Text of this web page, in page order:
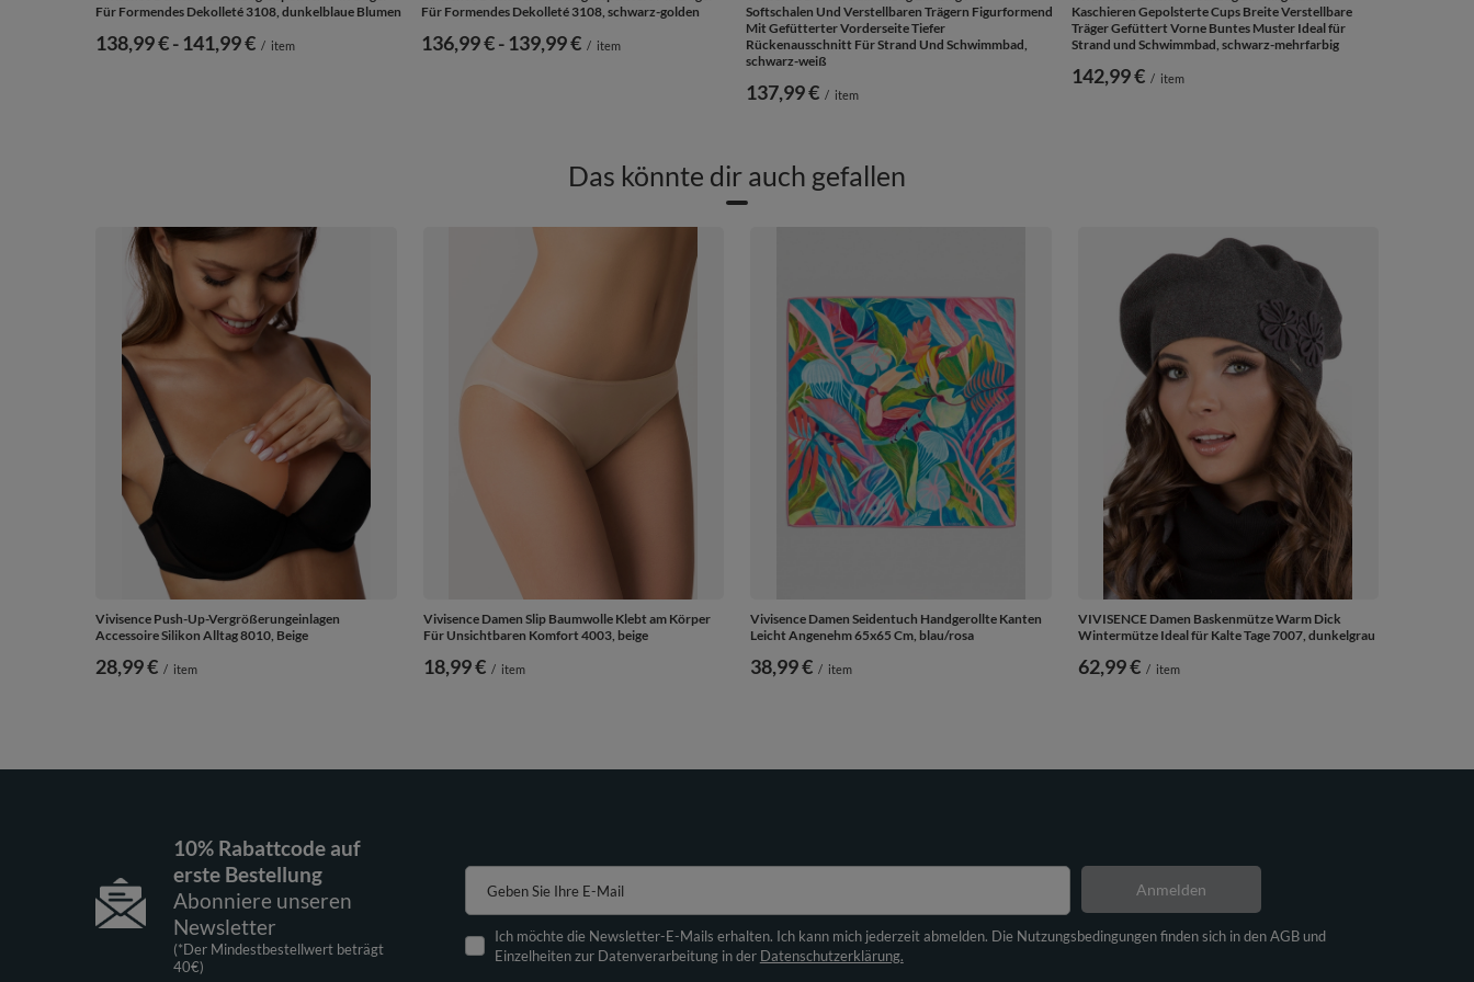
Für Formendes Dekolleté 3108, dunkelblaue Blumen
ab
138,99 €-bis
141,99 € / item
Für Formendes Dekolleté 3108, schwarz-golden
ab
136,99 €-bis
139,99 € / item
Softschalen Und Verstellbaren Trägern Figurformend
Mit Gefütterter Vorderseite Tiefer
Rückenausschnitt Für Strand Und Schwimmbad,
schwarz-weiß
137,99 € / item
Kaschieren Gepolsterte Cups Breite Verstellbare
Träger Gefüttert Vorne Buntes Muster Ideal für
Strand und Schwimmbad, schwarz-mehrfarbig
142,99 € / item
Das könnte dir auch gefallen
Vivisence Push-Up-Vergrößerungeinlagen
Accessoire Silikon Alltag 8010, Beige
28,99 € / item
Vivisence Damen Slip Baumwolle Klebt am Körper
Für Unsichtbaren Komfort 4003, beige
18,99 € / item
Vivisence Damen Seidentuch Handgerollte Kanten
Leicht Angenehm 65x65 Cm, blau/rosa
38,99 € / item
VIVISENCE Damen Baskenmütze Warm Dick
Wintermütze Ideal für Kalte Tage 7007, dunkelgrau
62,99 € / item
10% Rabattcode auf
erste Bestellung
Abonniere unseren
Newsletter
(*Der Mindestbestellwert beträgt
40€)
Geben Sie Ihre E-Mail
Ich möchte die Newsletter-E-Mails erhalten. Ich kann mich jederzeit abmelden. Die Nutzungsbedingungen finden sich in den AGB und
Einzelheiten zur Datenverarbeitung in der Datenschutzerklärung.
Anmelden